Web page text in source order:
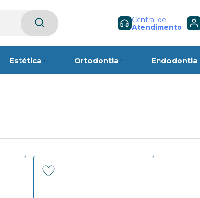
Central de
Atendimento
Estética Ortodontia Endodontia